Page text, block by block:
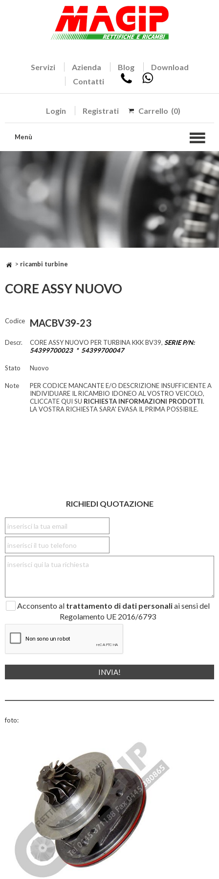
Servizi Azienda Blog
Download
Contatti
Login Registrati Carrello (0)
Menù
> ricambi turbine
CORE ASSY NUOVO
Codice MACBV39-23
Descr. CORE ASSY NUOVO PER TURBINA KKK BV39, SERIE P/N:
54399700023 * 54399700047
Stato Nuovo
Note
PER CODICE MANCANTE E/O DESCRIZIONE INSUFFICIENTE A
INDIVIDUARE IL RICAMBIO IDONEO AL VOSTRO VEICOLO,
CLICCATE QUI SU RICHIESTA INFORMAZIONI PRODOTTI.
LA VOSTRA RICHIESTA SARA' EVASA IL PRIMA POSSIBILE.
RICHIEDI QUOTAZIONE
Acconsento al trattamento di dati personaliai sensi del
Regolamento UE 2016/6793
foto: